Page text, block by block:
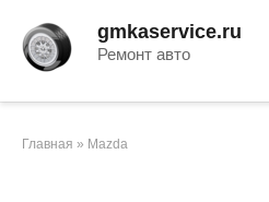
контенту
gmkaservice.ru
Ремонт авто
Главная » Mazda